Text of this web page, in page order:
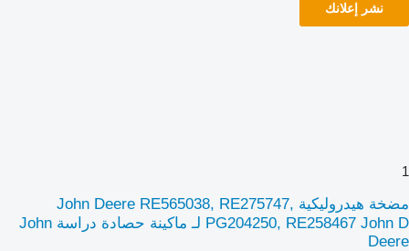
نشر إعلانك
1
مضخة هيدروليكية John Deere RE565038, RE275747,
PG204250, RE258467 John D لـ ماكينة حصادة دراسة John
Deere